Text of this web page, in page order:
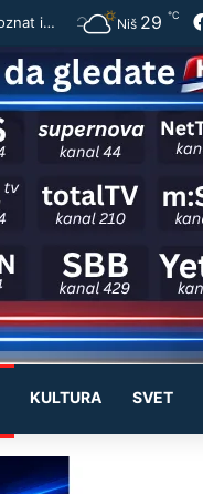
Jubilarni Dani banice u Beloj Palanci: Miljković – Manifestacija je postala brend prepoznat i van Srbije Niš 29 ℃
KULTURA SVET